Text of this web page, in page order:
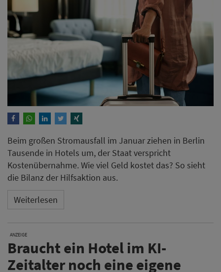
Beim großen Stromausfall im Januar ziehen in Berlin
Tausende in Hotels um, der Staat verspricht
Kostenübernahme. Wie viel Geld kostet das? So sieht
die Bilanz der Hilfsaktion aus.
Weiterlesen
Braucht ein Hotel im KI-
Zeitalter noch eine eigene
Website?